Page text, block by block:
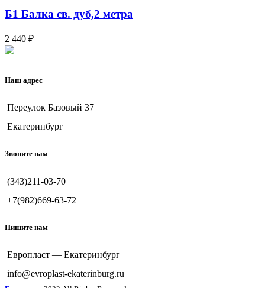
Б1 Балка св. дуб,2 метра
2 440 ₽
Наш адрес
Переулок Базовый 37
Екатеринбург
Звоните нам
(343)211-03-70
+7(982)669-63-72
Пишите нам
Европласт — Екатеринбург
info@evroplast-ekaterinburg.ru